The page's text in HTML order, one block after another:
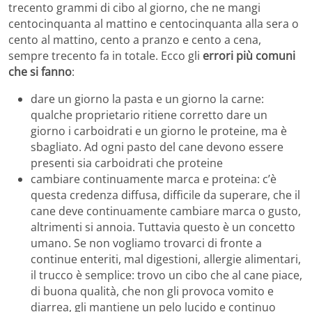
trecento grammi di cibo al giorno, che ne mangi
centocinquanta al mattino e centocinquanta alla sera o
cento al mattino, cento a pranzo e cento a cena,
sempre trecento fa in totale. Ecco gli errori più comuni
che si fanno:
dare un giorno la pasta e un giorno la carne:
qualche proprietario ritiene corretto dare un
giorno i carboidrati e un giorno le proteine, ma è
sbagliato. Ad ogni pasto del cane devono essere
presenti sia carboidrati che proteine
cambiare continuamente marca e proteina: c’è
questa credenza diffusa, difficile da superare, che il
cane deve continuamente cambiare marca o gusto,
altrimenti si annoia. Tuttavia questo è un concetto
umano. Se non vogliamo trovarci di fronte a
continue enteriti, mal digestioni, allergie alimentari,
il trucco è semplice: trovo un cibo che al cane piace,
di buona qualità, che non gli provoca vomito e
diarrea, gli mantiene un pelo lucido e continuo